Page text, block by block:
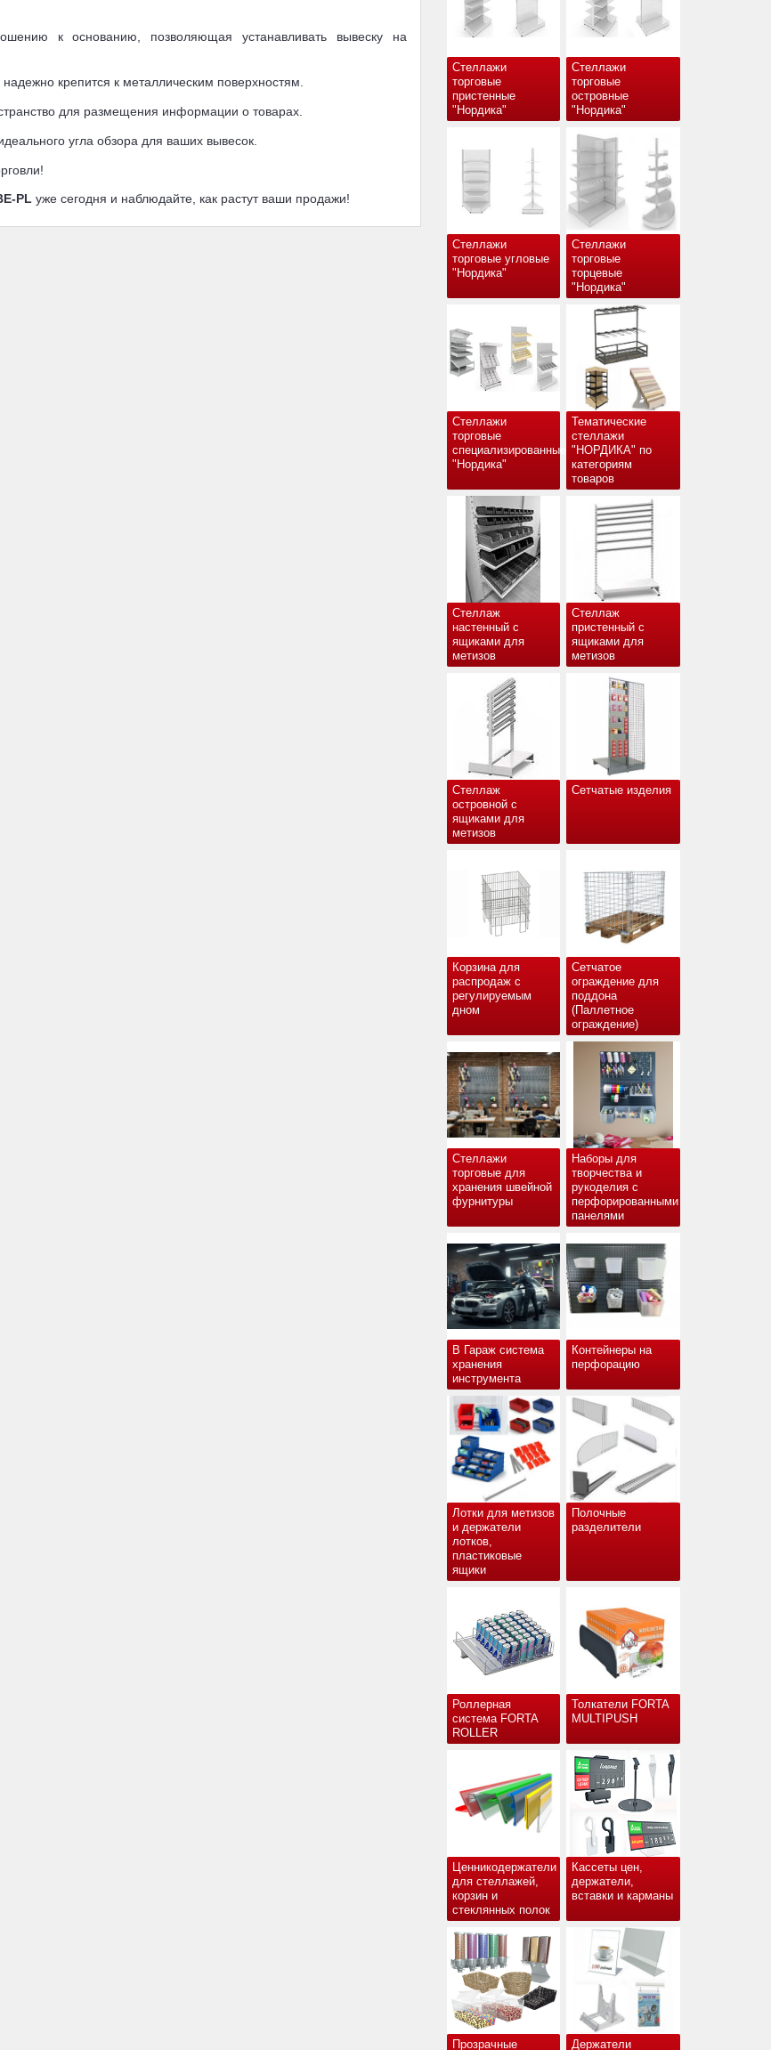
Стеллажи
торговые
пристенные
"Нордика"
Стеллажи
торговые
островные
"Нордика"
Стеллажи
торговые угловые
"Нордика"
Стеллажи
торговые
торцевые
"Нордика"
Стеллажи
торговые
специализированные
"Нордика"
Тематические
стеллажи
"НОРДИКА" по
категориям
товаров
Стеллаж
настенный с
ящиками для
метизов
Стеллаж
пристенный с
ящиками для
метизов
Стеллаж
островной с
ящиками для
метизов
Сетчатые изделия
Корзина для
распродаж с
регулируемым
дном
Сетчатое
ограждение для
поддона
(Паллетное
ограждение)
Стеллажи
торговые для
хранения швейной
фурнитуры
Наборы для
творчества и
рукоделия с
перфорированными
панелями
В Гараж система
хранения
инструмента
Контейнеры на
перфорацию
Лотки для метизов
и держатели
лотков,
пластиковые
ящики
Полочные
разделители
Роллерная
система FORTA
ROLLER
Толкатели FORTA
MULTIPUSH
Ценникодержатели
для стеллажей,
корзин и
стеклянных полок
Кассеты цен,
держатели,
вставки и карманы
Прозрачные Держатели
к основанию, позволяющая устанавливать вывеску на
крепится к металлическим поверхностям.
для размещения информации о товарах.
угла обзора для ваших вывесок.
PL уже сегодня и наблюдайте, как растут ваши продажи!